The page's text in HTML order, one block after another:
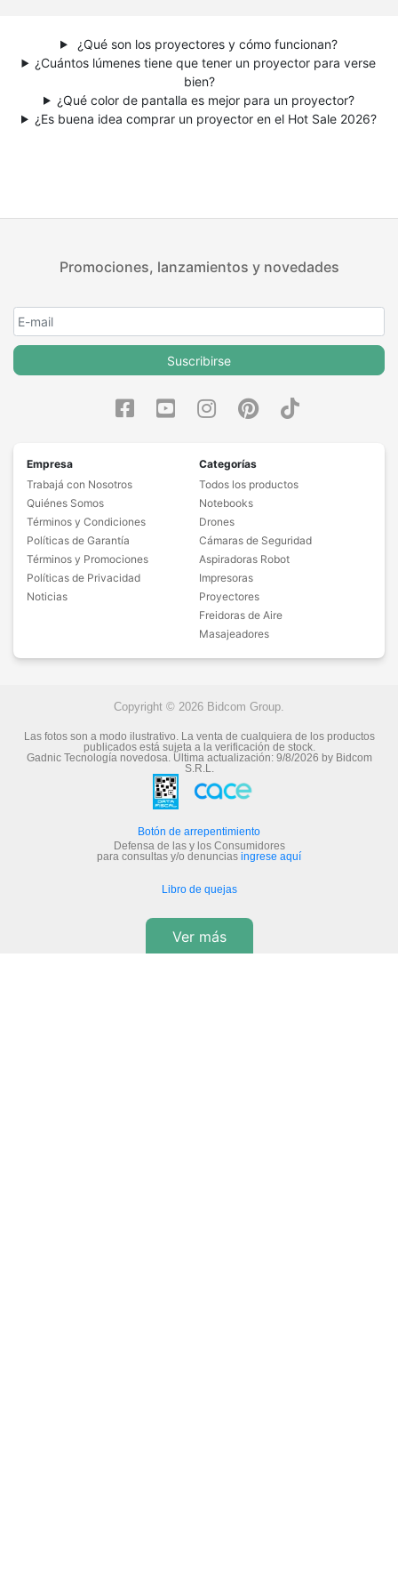
¿Qué son los proyectores y cómo funcionan?
¿Cuántos lúmenes tiene que tener un proyector para verse
bien?
¿Qué color de pantalla es mejor para un proyector?
¿Es buena idea comprar un proyector en el Hot Sale 2026?
Promociones, lanzamientos y novedades
Suscribirse
Empresa
Trabajá con Nosotros
Quiénes Somos
Términos y Condiciones
Políticas de Garantía
Términos y Promociones
Políticas de Privacidad
Noticias
Categorías
Todos los productos
Notebooks
Drones
Cámaras de Seguridad
Aspiradoras Robot
Impresoras
Proyectores
Freidoras de Aire
Masajeadores
Copyright © 2026 Bidcom Group.
Las fotos son a modo ilustrativo. La venta de cualquiera de los productos
publicados está sujeta a la verificación de stock.
Gadnic Tecnología novedosa.Última actualización: 9/8/2026 by Bidcom
S.R.L.
Botón de arrepentimiento
Defensa de las y los Consumidores
para consultas y/o denuncias ingrese aquí
Libro de quejas
Ver más